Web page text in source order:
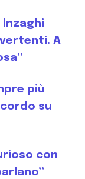
Inzaghi
A
più
su
con